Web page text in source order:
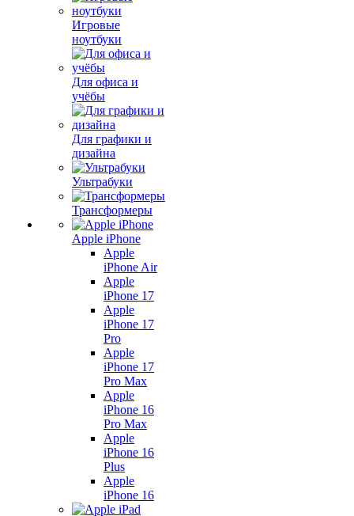
Игровые
ноутбуки
Для офиса и
учёбы
Для графики и
дизайна
Ультрабуки
Трансформеры
Apple iPhone
Apple
iPhone Air
Apple
iPhone 17
Apple
iPhone 17
Pro
Apple
iPhone 17
Pro Max
Apple
iPhone 16
Pro Max
Apple
iPhone 16
Plus
Apple
iPhone 16